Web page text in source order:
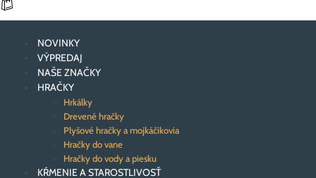
NOVINKY
VÝPREDAJ
NAŠE ZNAČKY
HRAČKY
Hrkálky
Drevené hračky
Plyšové hračky a mojkáčikovia
Hračky do vane
Hračky do vody a piesku
KŔMENIE A STAROSTLIVOSŤ